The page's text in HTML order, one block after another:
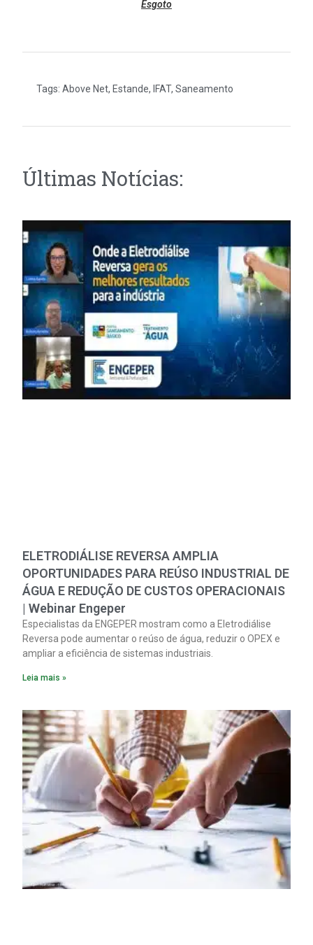
Esgoto
Tags:Above Net, Estande, IFAT,Saneamento
Últimas Notícias:
ELETRODIÁLISE REVERSA AMPLIA
OPORTUNIDADES PARA REÚSO INDUSTRIAL DE
ÁGUA E REDUÇÃO DE CUSTOS OPERACIONAIS
| Webinar Engeper
Especialistas da ENGEPER mostram como a Eletrodiálise
Reversa pode aumentar o reúso de água, reduzir o OPEX e
ampliar a eficiência de sistemas industriais.
Leia mais »